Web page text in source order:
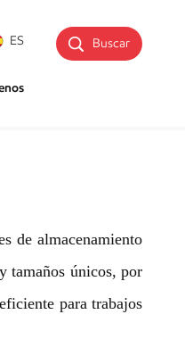
Buscar
ES
de almacenamiento
tamaños únicos, por
para trabajos